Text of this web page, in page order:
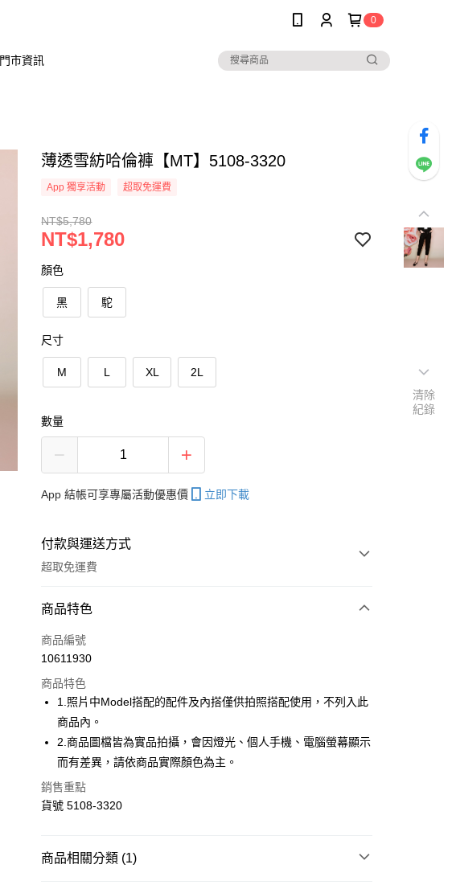
0
門市資訊
薄透雪紡哈倫褲【MT】5108-3320
App 獨享活動 超取免運費
NT$5,780
NT$1,780
顏色
黑 駝
尺寸
M L XL 2L
數量
App 結帳可享專屬活動優惠價 立即下載
付款與運送方式
超取免運費
付款方式
信用卡一次付款
Apple Pay
ATM付款
運送方式
全家取貨付款
付款後全家取貨
商品特色
商品編號
10611930
商品特色
1.照片中Model搭配的配件及內搭僅供拍照搭配使用，不列入此
商品內。
2.商品圖檔皆為實品拍攝，會因燈光、個人手機、電腦螢幕顯示
而有差異，請依商品實際顏色為主。
銷售重點
貨號 5108-3320
商品相關分類 (1)
清除
紀錄